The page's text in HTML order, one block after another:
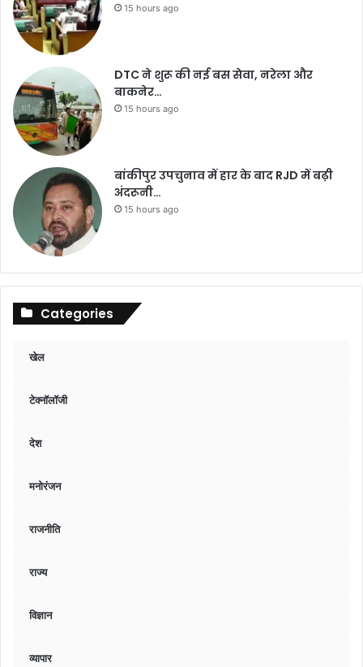
15 hours ago
DTC ने शुरू की नई बस सेवा, नरेला और
बाकनेर…
15 hours ago
बांकीपुर उपचुनाव में हार के बाद RJD में बढ़ी
अंदरूनी…
15 hours ago
Categories
खेल
टेक्नॉलॉजी
देश
मनोरंजन
राजनीति
राज्य
विज्ञान
व्यापार